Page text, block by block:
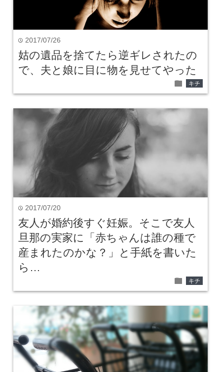
time 2017/07/26
姑の遺品を捨てたら逆ギレされたの
で、夫と娘に目に物を見せてやった
folder キチ
time 2017/07/20
友人が婚約後すぐ妊娠。そこで友人
旦那の実家に「赤ちゃんは誰の種で
産まれたのかな？」と手紙を書いた
ら…
folder キチ